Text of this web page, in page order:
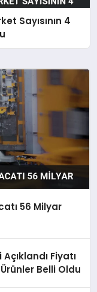
Sayısının 4
56 Milyar
Fiyatı
Belli Oldu